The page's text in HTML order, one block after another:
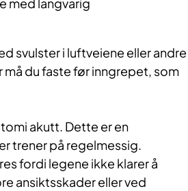
med langvarig
svulster i luftveiene eller andre
du faste før inngrepet, som
akutt. Dette er en
trener på regelmessig.
fordi legene ikke klarer å
ansiktsskader eller ved